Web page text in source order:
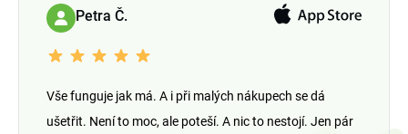
Petra Č.
Vše funguje jak má. A i při malých nákupech se dá
ušetřit. Není to moc, ale poteší. A nic to nestojí. Jen pár